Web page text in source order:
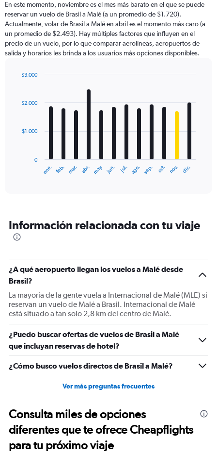
categories.
The
chart
has
1
Y
displaying
En este momento, noviembre es el mes más barato en el que se puede
reservar un vuelo de Brasil a Malé (a un promedio de $1.720).
Actualmente, volar de Brasil a Malé en abril es el momento más caro (a
un promedio de $2.493). Hay múltiples factores que influyen en el
precio de un vuelo, por lo que comparar aerolíneas, aeropuertos de
salida y horarios les brinda a los usuarios más opciones disponibles.
with
12
The
categories.
The
Y
axis
displaying
values.
Range:
0
3000.
ene. feb. mar. abr. may. jun. jul. ago. sep. oct. nov. dic.
0
$1.000
$2.000
$3.000
Información relacionada con tu viaje
¿A qué aeropuerto llegan los vuelos a Malé desde
Brasil?
La mayoría de la gente vuela a Internacional de Malé (MLE) si
reservan un vuelo de Malé a Brasil. Internacional de Malé
está situado a tan solo 2,8 km del centro de Malé.
¿Puedo buscar ofertas de vuelos de Brasil a Malé
que incluyan reservas de hotel?
¿Cómo busco vuelos directos de Brasil a Malé?
Ver más preguntas frecuentes
Consulta miles de opciones
diferentes que te ofrece Cheapflights
para tu próximo viaje